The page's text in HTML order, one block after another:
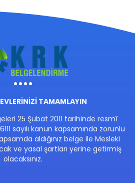
TAMAMLAYIN
25 Şubat 2011 tarihinde resmî
sayılı kanun kapsamında zorunlu
aldığınız belge ile Mesleki
ve yasal şartları yerine getirmiş
olacaksınız.